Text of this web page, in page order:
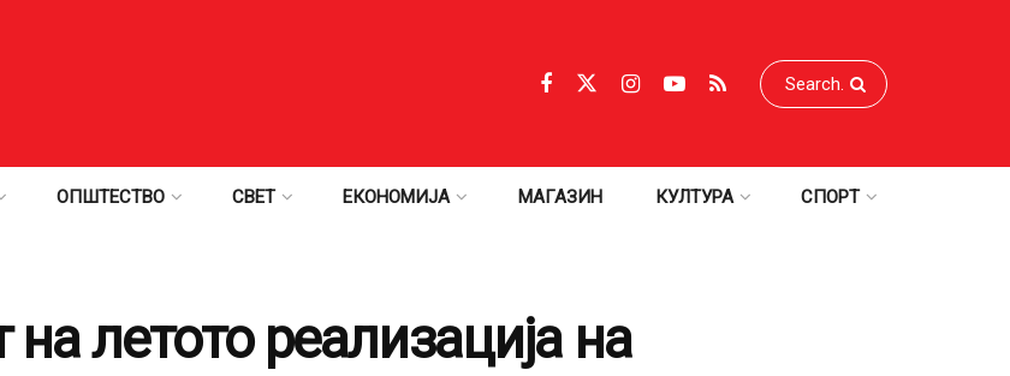
ОПШТЕСТВО СВЕТ ЕКОНОМИЈА МАГАЗИН КУЛТУРА СПОРТ
летото реализација на